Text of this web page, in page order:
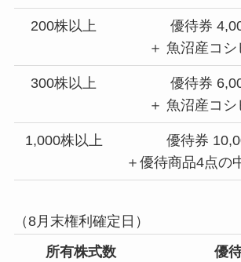
200株以上
優待券
＋ 魚沼産コ
300株以上
優待券
＋ 魚沼産コ
1,000株以上
優待券
＋優待商品4点の
（8月末権利確定日）
所有株式数
優